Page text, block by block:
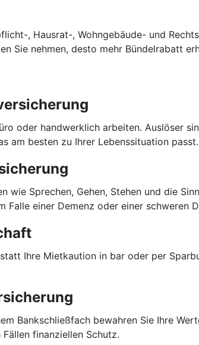
, Hausrat-, Wohngebäude- und
Sie nehmen, desto mehr Bündelrabatt
oder handwerklich arbeiten. Auslöser
am besten zu Ihrer Lebenssituation passt.
wie Sprechen, Gehen, Stehen und die
einer Demenz oder einer schweren
Ihre Mietkaution in bar oder per
Bankschließfach bewahren Sie Ihre
finanziellen Schutz.